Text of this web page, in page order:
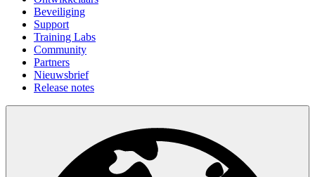
Beveiliging
Support
Training Labs
Community
Partners
Nieuwsbrief
Release notes